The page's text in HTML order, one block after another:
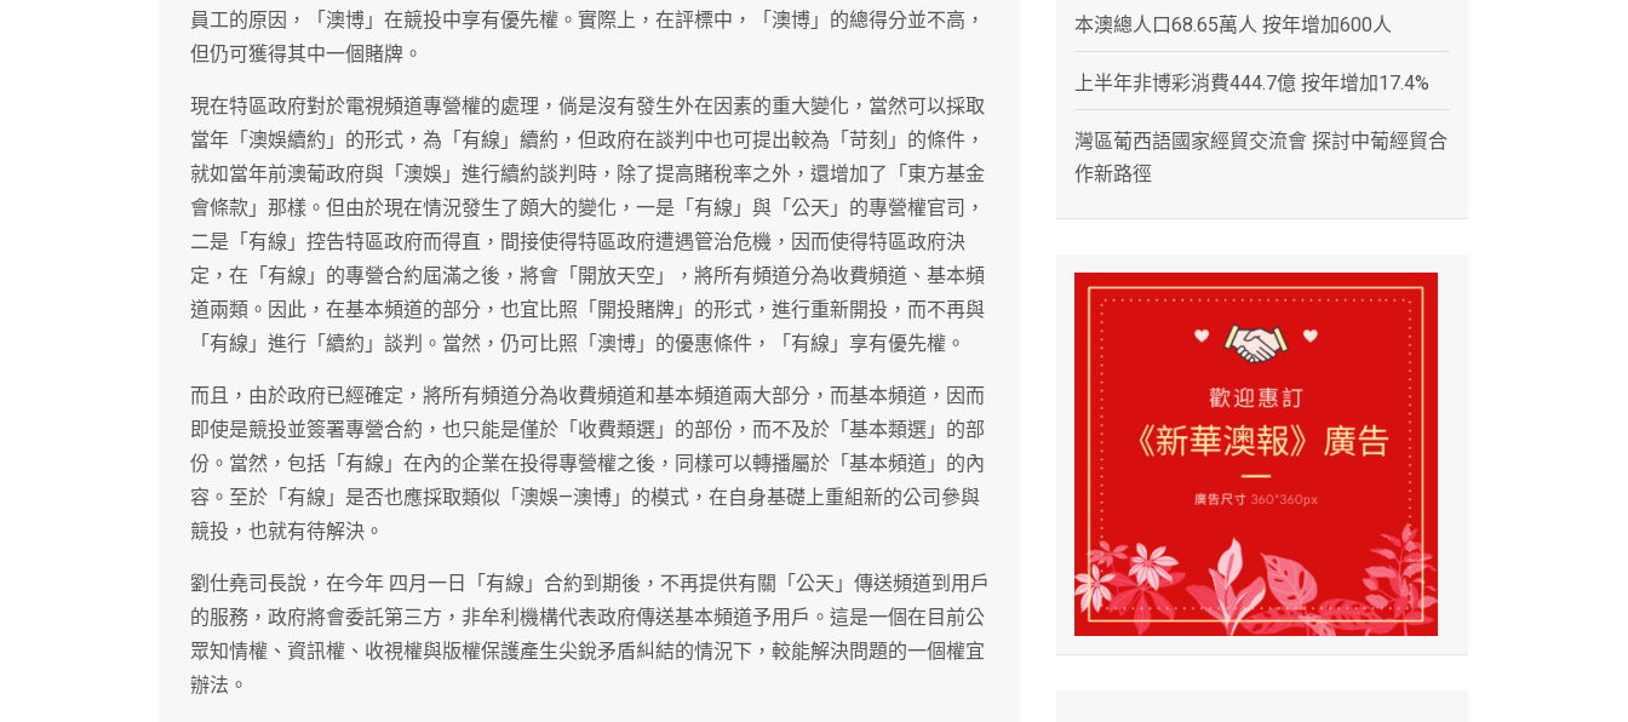
員工的原因，「澳博」在競投中享有優先權。實際上，在評標中，「澳博」的總得分並不高，
但仍可獲得其中一個賭牌。
現在特區政府對於電視頻道專營權的處理，倘是沒有發生外在因素的重大變化，當然可以採取
當年「澳娛續約」的形式，為「有線」續約，但政府在談判中也可提出較為「苛刻」的條件，
就如當年前澳葡政府與「澳娛」進行續約談判時，除了提高賭稅率之外，還增加了「東方基金
會條款」那樣。但由於現在情況發生了頗大的變化，一是「有線」與「公天」的專營權官司，
二是「有線」控告特區政府而得直，間接使得特區政府遭遇管治危機，因而使得特區政府決
定，在「有線」的專營合約屆滿之後，將會「開放天空」，將所有頻道分為收費頻道、基本頻
道兩類。因此，在基本頻道的部分，也宜比照「開投賭牌」的形式，進行重新開投，而不再與
「有線」進行「續約」談判。當然，仍可比照「澳博」的優惠條件，「有線」享有優先權。
而且，由於政府已經確定，將所有頻道分為收費頻道和基本頻道兩大部分，而基本頻道，因而
即使是競投並簽署專營合約，也只能是僅於「收費類選」的部份，而不及於「基本類選」的部
份。當然，包括「有線」在內的企業在投得專營權之後，同樣可以轉播屬於「基本頻道」的內
容。至於「有線」是否也應採取類似「澳娛—澳博」的模式，在自身基礎上重組新的公司參與
競投，也就有待解決。
劉仕堯司長說，在今年 四月一日「有線」合約到期後，不再提供有關「公天」傳送頻道到用戶
的服務，政府將會委託第三方，非牟利機構代表政府傳送基本頻道予用戶。這是一個在目前公
眾知情權、資訊權、收視權與版權保護產生尖銳矛盾糾結的情況下，較能解決問題的一個權宜
辦法。
本澳總人口68.65萬人 按年增加600人
上半年非博彩消費444.7億 按年增加17.4%
灣區葡西語國家經貿交流會 探討中葡經貿合
作新路徑